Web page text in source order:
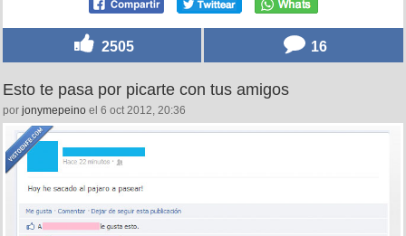
2505 16
Esto te pasa por picarte con tus amigos
por jonymepeino el 6 oct 2012, 20:36